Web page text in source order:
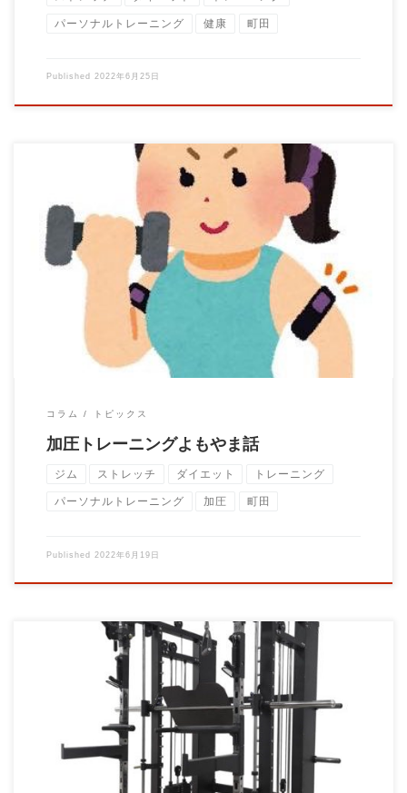
パーソナルトレーニング 健康 町田
Published 2022年6月25日
加圧トレーニングとは、テレビなどで紹介されていたり女優やモ
デルも利用している事で注目されているので知 […]
コラム トピックス
加圧トレーニングよもやま話
ジム ストレッチ ダイエット トレーニング
パーソナルトレーニング 加圧 町田
Published 2022年6月19日
当ジムはトレー二ングジムです。 トレーニングジムにはトレー
ニング器具が置いてあり、器具 […]